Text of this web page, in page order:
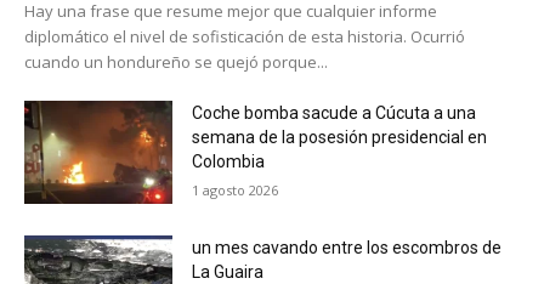
Hay una frase que resume mejor que cualquier informe
diplomático el nivel de sofisticación de esta historia. Ocurrió
cuando un hondureño se quejó porque...
Coche bomba sacude a Cúcuta a una
semana de la posesión presidencial en
Colombia
1 agosto 2026
un mes cavando entre los escombros de
La Guaira